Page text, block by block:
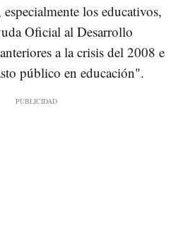
especialmente los educativos,
Oficial al Desarrollo
a la crisis del 2008 e
público en educación".